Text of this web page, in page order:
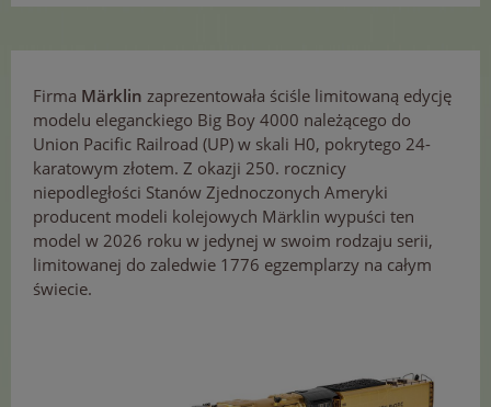
Firma Märklin zaprezentowała ściśle limitowaną edycję
modelu eleganckiego Big Boy 4000 należącego do
Union Pacific Railroad (UP) w skali H0, pokrytego 24-
karatowym złotem. Z okazji 250. rocznicy
niepodległości Stanów Zjednoczonych Ameryki
producent modeli kolejowych Märklin wypuści ten
model w 2026 roku w jedynej w swoim rodzaju serii,
limitowanej do zaledwie 1776 egzemplarzy na całym
świecie.